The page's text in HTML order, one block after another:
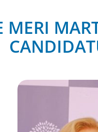
MERI